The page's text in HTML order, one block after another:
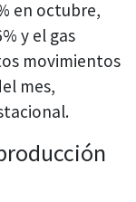
en octubre,
y el gas
movimientos
mes,